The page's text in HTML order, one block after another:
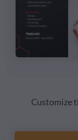
Customize